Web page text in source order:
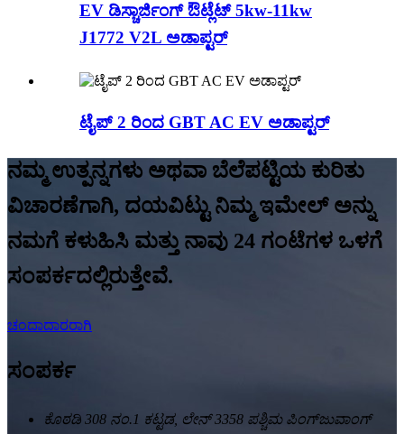
EV ಡಿಸ್ಚಾರ್ಜಿಂಗ್ ಔಟ್ಲೆಟ್ 5kw-11kw
J1772 V2L ಅಡಾಪ್ಟರ್
ಟೈಪ್ 2 ರಿಂದ GBT AC EV ಅಡಾಪ್ಟರ್
ನಮ್ಮ ಉತ್ಪನ್ನಗಳು ಅಥವಾ ಬೆಲೆಪಟ್ಟಿಯ ಕುರಿತು
ವಿಚಾರಣೆಗಾಗಿ, ದಯವಿಟ್ಟು ನಿಮ್ಮ ಇಮೇಲ್ ಅನ್ನು
ನಮಗೆ ಕಳುಹಿಸಿ ಮತ್ತು ನಾವು 24 ಗಂಟೆಗಳ ಒಳಗೆ
ಸಂಪರ್ಕದಲ್ಲಿರುತ್ತೇವೆ.
ಚಂದಾದಾರರಾಗಿ
ಸಂಪರ್ಕ
ಕೊಠಡಿ 308 ನಂ.1 ಕಟ್ಟಡ, ಲೇನ್ 3358 ಪಶ್ಚಿಮ ಪಿಂಗ್‌ಜುವಾಂಗ್